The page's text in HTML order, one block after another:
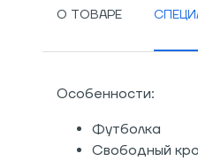
О ТОВАРЕ
Особенности:
Футболка
Свободный